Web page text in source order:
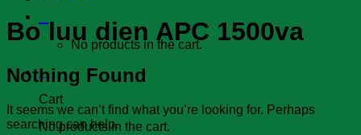
No products in the cart.
0
Cart
No products in the cart.
Bo luu dien APC 1500va
Nothing Found
It seems we can’t find what you’re looking for. Perhaps
searching can help.